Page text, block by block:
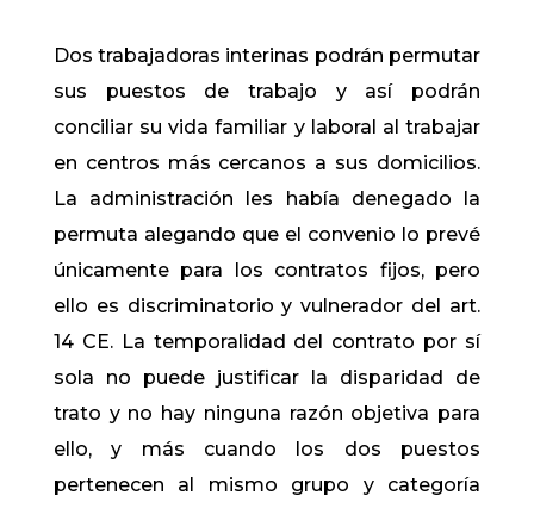
Dos trabajadoras interinas podrán permutar
sus puestos de trabajo y así podrán
conciliar su vida familiar y laboral al trabajar
en centros más cercanos a sus domicilios.
La administración les había denegado la
permuta alegando que el convenio lo prevé
únicamente para los contratos fijos, pero
ello es discriminatorio y vulnerador del art.
14 CE. La temporalidad del contrato por sí
sola no puede justificar la disparidad de
trato y no hay ninguna razón objetiva para
ello, y más cuando los dos puestos
pertenecen al mismo grupo y categoría